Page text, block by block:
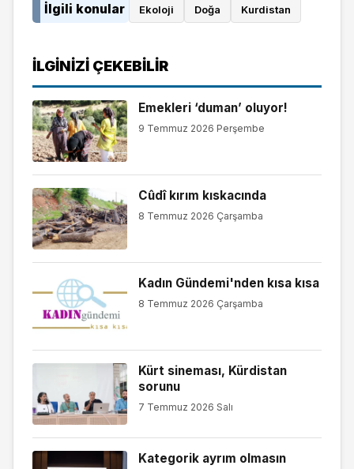
İlgili konular Ekoloji Doğa Kurdistan
İLGINIZI ÇEKEBILIR
Emekleri ‘duman’ oluyor!
9 Temmuz 2026 Perşembe
Cûdî kırım kıskacında
8 Temmuz 2026 Çarşamba
Kadın Gündemi'nden kısa kısa
8 Temmuz 2026 Çarşamba
Kürt sineması, Kürdistan
sorunu
7 Temmuz 2026 Salı
Kategorik ayrım olmasın